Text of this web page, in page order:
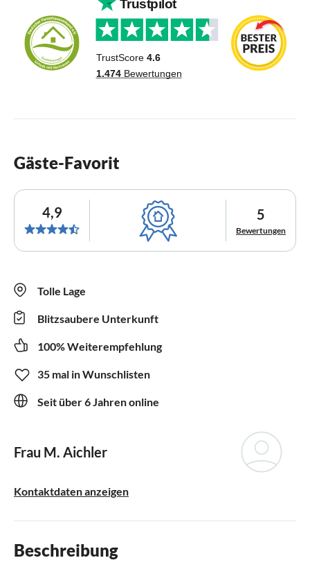
Gäste-Favorit
4,9 5
Bewertungen
Tolle Lage
Blitzsaubere Unterkunft
100% Weiterempfehlung
35 mal in Wunschlisten
Seit über 6 Jahren online
Frau M. Aichler
Kontaktdaten anzeigen
Beschreibung